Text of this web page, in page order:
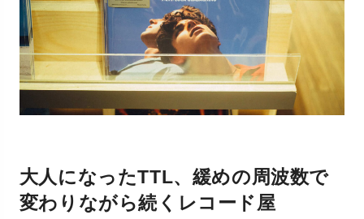
大人になったTTL、緩めの周波数で
変わりながら続くレコード屋